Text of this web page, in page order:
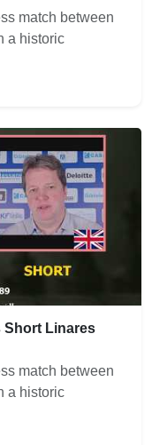
match between
a historic
match between
a historic